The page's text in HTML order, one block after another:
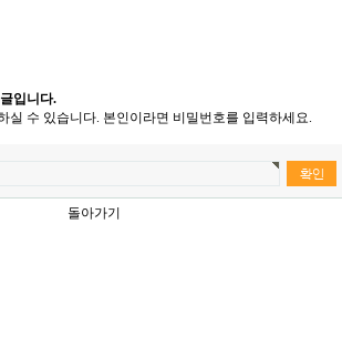
입니다.
실 수 있습니다. 본인이라면 비밀번호를 입력하세요.
돌아가기